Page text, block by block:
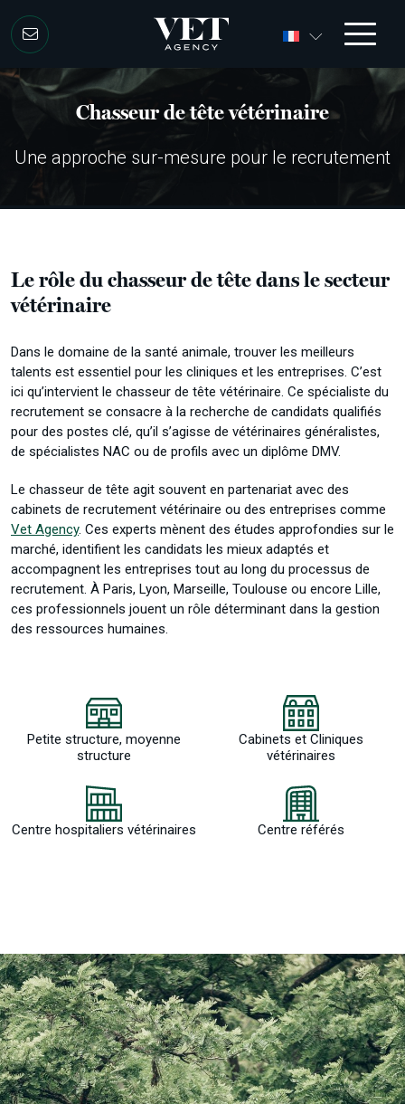
Chasseur de tête vétérinaire
Une approche sur-mesure pour le recrutement
Le rôle du chasseur de tête dans le secteur
vétérinaire
Dans le domaine de la santé animale, trouver les meilleurs
talents est essentiel pour les cliniques et les entreprises. C’est
ici qu’intervient le chasseur de tête vétérinaire. Ce spécialiste du
recrutement se consacre à la recherche de candidats qualifiés
pour des postes clé, qu’il s’agisse de vétérinaires généralistes,
de spécialistes NAC ou de profils avec un diplôme DMV.
Le chasseur de tête agit souvent en partenariat avec des
cabinets de recrutement vétérinaire ou des entreprises comme
Vet Agency. Ces experts mènent des études approfondies sur le
marché, identifient les candidats les mieux adaptés et
accompagnent les entreprises tout au long du processus de
recrutement. À Paris, Lyon, Marseille, Toulouse ou encore Lille,
ces professionnels jouent un rôle déterminant dans la gestion
des ressources humaines.
Petite structure, moyenne
structure
Cabinets et Cliniques
vétérinaires
Centre hospitaliers vétérinaires Centre référés